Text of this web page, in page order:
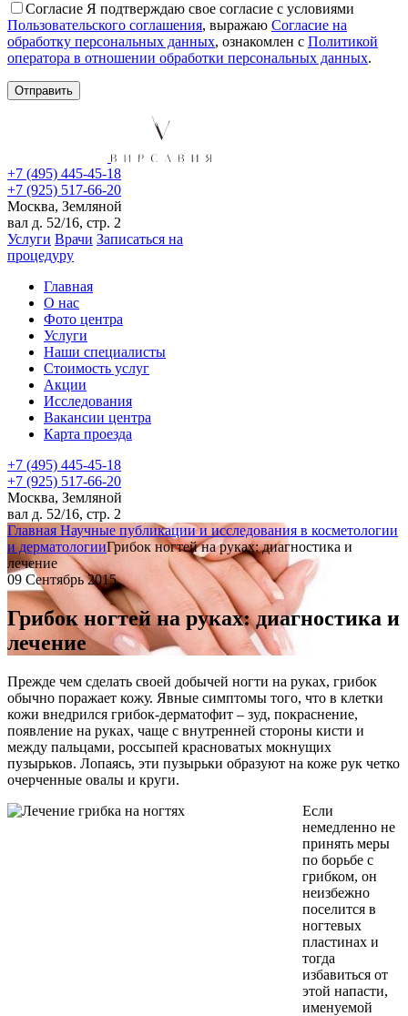
Согласие Я подтверждаю свое согласие с условиями
Пользовательского соглашения, выражаю Согласие на
обработку персональных данных, ознакомлен с Политикой
оператора в отношении обработки персональных данных.
+7 (495) 445-45-18
+7 (925) 517-66-20
Москва, Земляной
вал д. 52/16, стр. 2
Услуги Врачи Записаться на
процедуру
Главная
О нас
Фото центра
Услуги
Наши специалисты
Стоимость услуг
Акции
Исследования
Вакансии центра
Карта проезда
+7 (495) 445-45-18
+7 (925) 517-66-20
Москва, Земляной
вал д. 52/16, стр. 2
Главная Научные публикации и исследования в косметологии
и дерматологииГрибок ногтей на руках: диагностика и
лечение
09 Сентябрь 2015
Грибок ногтей на руках: диагностика и
лечение
Прежде чем сделать своей добычей ногти на руках, грибок
обычно поражает кожу. Явные симптомы того, что в клетки
кожи внедрился грибок-дерматофит – зуд, покраснение,
появление на руках, чаще с внутренней стороны кисти и
между пальцами, россыпей красноватых мокнущих
пузырьков. Лопаясь, эти пузырьки образуют на коже рук четко
очерченные овалы и круги.
Если
немедленно не
принять меры
по борьбе с
грибком, он
неизбежно
поселится в
ногтевых
пластинах и
тогда
избавиться от
этой напасти,
именуемой